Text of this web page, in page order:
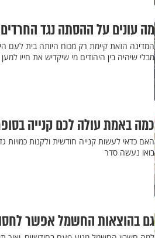
מה עונים על ההסתה נגד
המדינה הזאת קיימת רק מכוח היותה בית לעם
מבלי שיהיה בין היהודים מי שיקדיש את חייו
כמה באמת עולה לכם קנייה
האם כדאי לעשות קנייה חודשית ולקנות כמויות
בואו נעשה סדר
גם בהוצאות החשמל אפשר